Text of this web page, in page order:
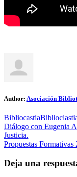
Author: Asociación
Bibliocastia
Navegación
de
Diálogo con Eugenia
Justicia.
Propuestas
Deja una